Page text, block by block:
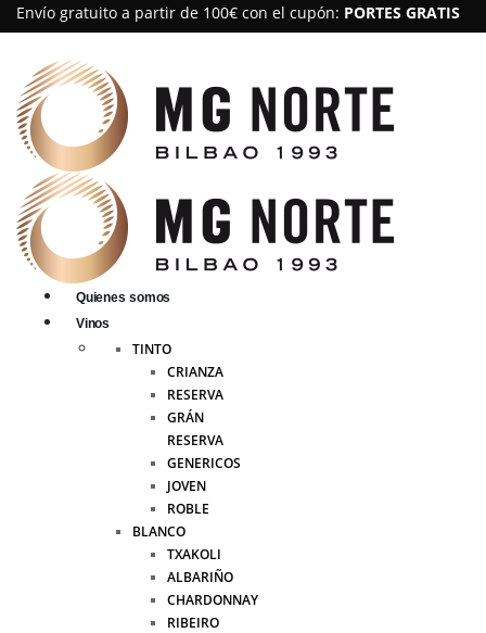
Envío gratuito a partir de 100€ con el cupón: PORTES GRATIS
Quienes somos
Vinos
TINTO
CRIANZA
RESERVA
GRÁN
RESERVA
GENERICOS
JOVEN
ROBLE
BLANCO
TXAKOLI
ALBARIÑO
CHARDONNAY
RIBEIRO